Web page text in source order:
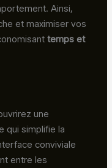
Ainsi,
et maximiser vos
temps et
une
qui simplifie la
conviviale
entre les